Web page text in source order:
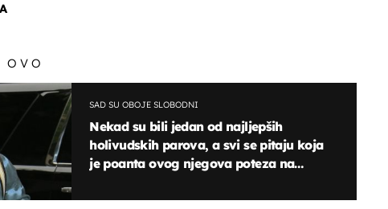
SAD SU OBOJE SLOBODNI
Nekad su bili jedan od najljepših
holivudskih parova, a svi se pitaju koja
je poanta ovog njegova poteza na